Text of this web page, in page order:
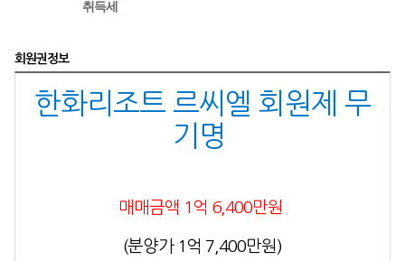
취득세
회원권정보
한화리조트 르씨엘 회원제 무
기명
매매금액 1억 6,400만원
(분양가 1억 7,400만원)